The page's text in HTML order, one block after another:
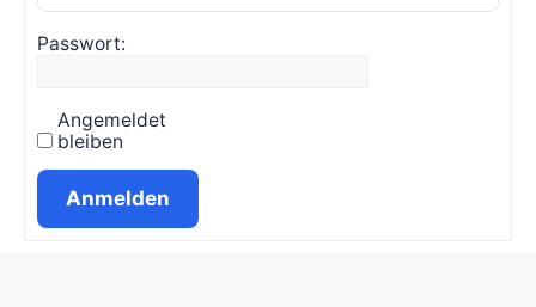
Passwort:
Angemeldet
bleiben
Anmelden